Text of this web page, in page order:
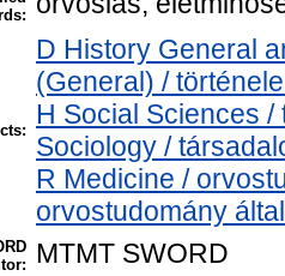
D History General
(General) /
H Social Sciences
Sociology /
R Medicine /
orvostudomány
MTMT SWORD